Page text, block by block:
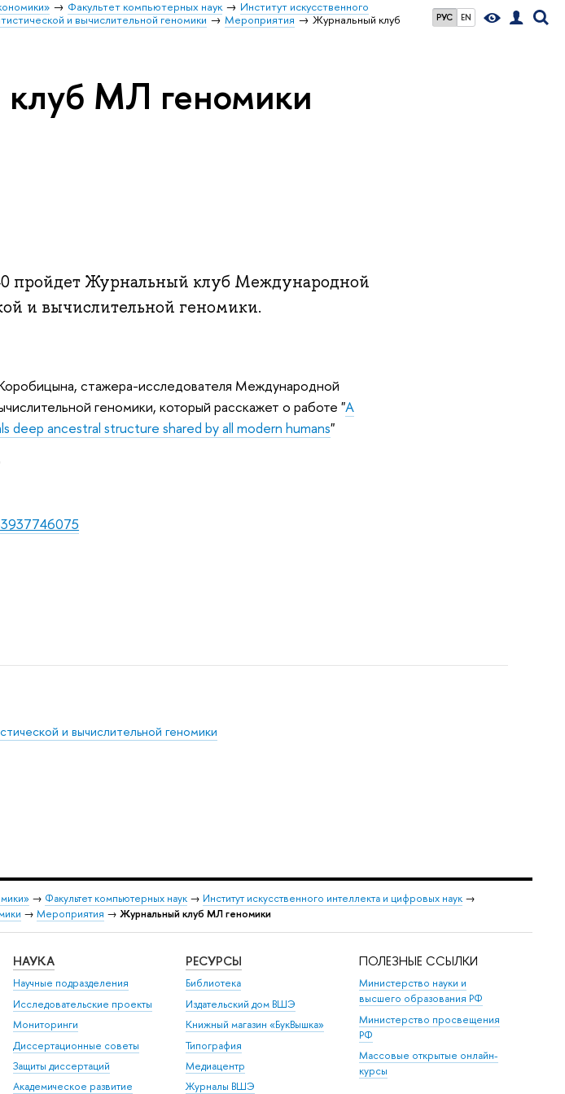
РУС EN
Факультет компьютерных наук
Институт искусственного
и вычислительной геномики Мероприятия
Журнальный клуб
МЛ геномики
пройдет Журнальный клуб Международной
и вычислительной геномики.
стажера-исследователя Международной
геномики, который расскажет о работе "A
deep ancestral structure shared by all modern humans"
и вычислительной геномики
→ Факультет компьютерных наук → Институт искусственного интеллекта и цифровых наук →
→ Мероприятия → Журнальный клуб МЛ геномики
НАУКА
Научные подразделения
Исследовательские проекты
Мониторинги
Диссертационные советы
Защиты диссертаций
Академическое развитие
РЕСУРСЫ
Библиотека
Издательский дом ВШЭ
Книжный магазин «БукВышка»
Типография
Медиацентр
Журналы ВШЭ
ПОЛЕЗНЫЕ ССЫЛКИ
Министерство науки и
высшего образования РФ
Министерство просвещения
РФ
Массовые открытые онлайн-
курсы